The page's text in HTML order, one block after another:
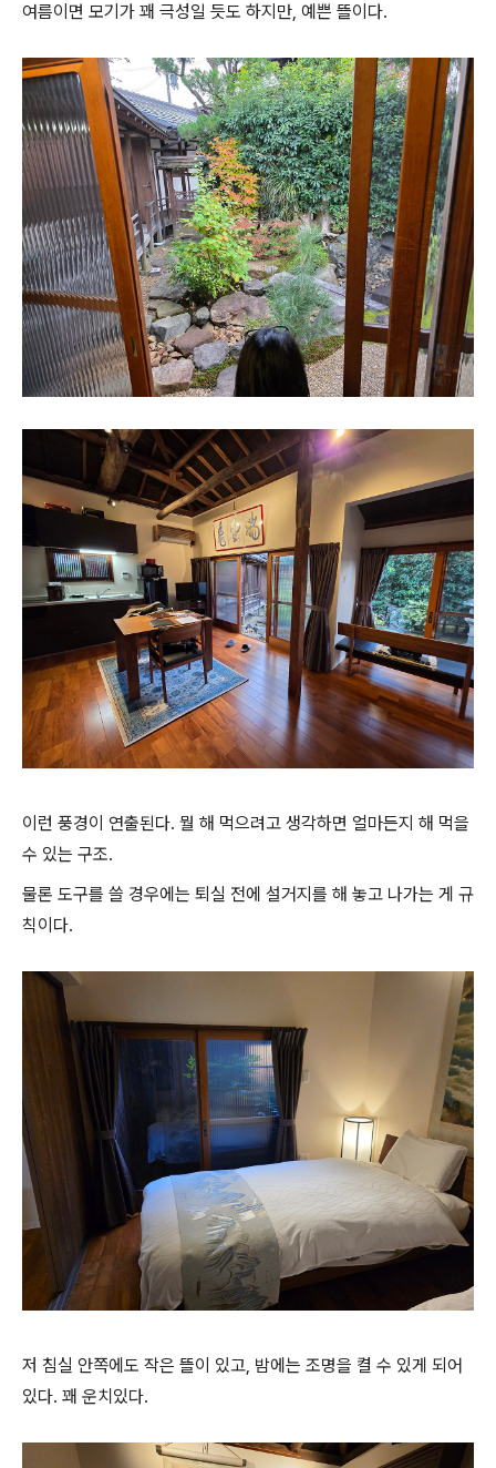
여름이면 모기가 꽤 극성일 듯도 하지만, 예쁜 뜰이다.
이런 풍경이 연출된다. 뭘 해 먹으려고 생각하면 얼마든지 해 먹을
수 있는 구조.
물론 도구를 쓸 경우에는 퇴실 전에 설거지를 해 놓고 나가는 게 규
칙이다.
저 침실 안쪽에도 작은 뜰이 있고, 밤에는 조명을 켤 수 있게 되어
있다. 꽤 운치있다.